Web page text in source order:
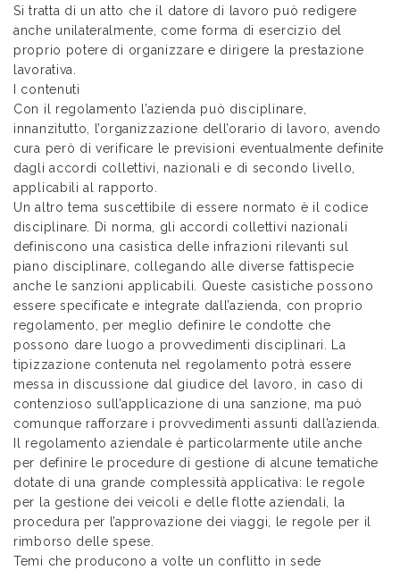
Si tratta di un atto che il datore di lavoro può redigere
anche unilateralmente, come forma di esercizio del
proprio potere di organizzare e dirigere la prestazione
lavorativa.
I contenuti
Con il regolamento l’azienda può disciplinare,
innanzitutto, l’organizzazione dell’orario di lavoro, avendo
cura però di verificare le previsioni eventualmente definite
dagli accordi collettivi, nazionali e di secondo livello,
applicabili al rapporto.
Un altro tema suscettibile di essere normato è il codice
disciplinare. Di norma, gli accordi collettivi nazionali
definiscono una casistica delle infrazioni rilevanti sul
piano disciplinare, collegando alle diverse fattispecie
anche le sanzioni applicabili. Queste casistiche possono
essere specificate e integrate dall’azienda, con proprio
regolamento, per meglio definire le condotte che
possono dare luogo a provvedimenti disciplinari. La
tipizzazione contenuta nel regolamento potrà essere
messa in discussione dal giudice del lavoro, in caso di
contenzioso sull’applicazione di una sanzione, ma può
comunque rafforzare i provvedimenti assunti dall’azienda.
Il regolamento aziendale è particolarmente utile anche
per definire le procedure di gestione di alcune tematiche
dotate di una grande complessità applicativa: le regole
per la gestione dei veicoli e delle flotte aziendali, la
procedura per l’approvazione dei viaggi, le regole per il
rimborso delle spese.
Temi che producono a volte un conflitto in sede